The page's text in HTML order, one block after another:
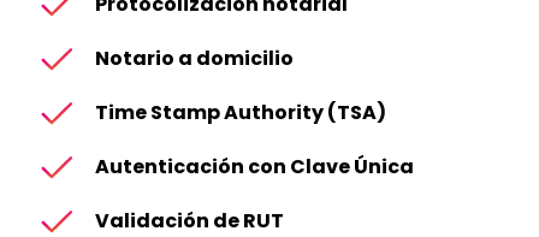
Notario a domicilio
Time Stamp Authority (TSA)
Autenticación con Clave Única
Validación de RUT